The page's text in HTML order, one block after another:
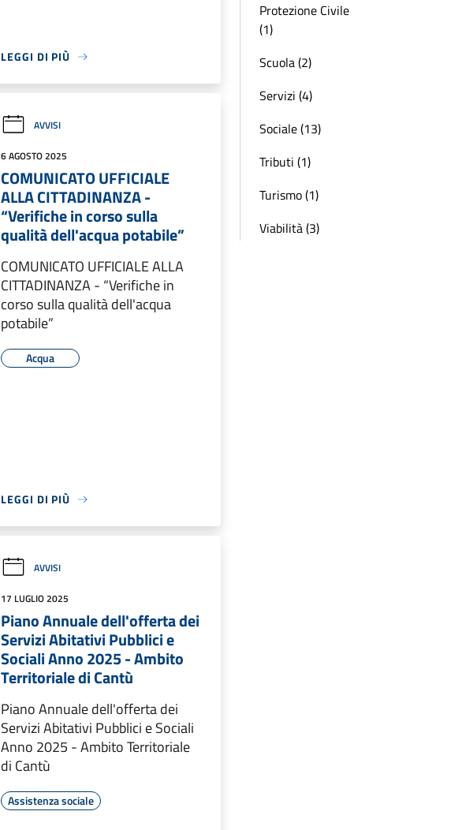
LEGGI DI PIÙ
AVVISI
6 AGOSTO 2025
COMUNICATO UFFICIALE
ALLA CITTADINANZA -
“Verifiche in corso sulla
qualità dell'acqua potabile”
COMUNICATO UFFICIALE ALLA
CITTADINANZA - “Verifiche in
corso sulla qualità dell'acqua
potabile”
Acqua
LEGGI DI PIÙ
AVVISI
17 LUGLIO 2025
Piano Annuale dell'offerta dei
Servizi Abitativi Pubblici e
Sociali Anno 2025 - Ambito
Territoriale di Cantù
Piano Annuale dell'offerta dei
Servizi Abitativi Pubblici e Sociali
Anno 2025 - Ambito Territoriale
di Cantù
Assistenza sociale
Protezione Civile
(1)
Scuola (2)
Servizi (4)
Sociale (13)
Tributi (1)
Turismo (1)
Viabilità (3)